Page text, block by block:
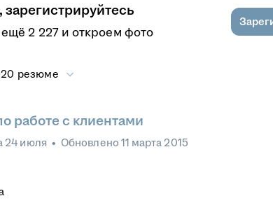
2 227 и откроем фото
20 резюме
работе с клиентами
24 июля • Обновлено 11 марта 2015